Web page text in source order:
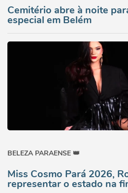
Cemitério abre à noite
especial em Belém
BELEZA PARAENSE 👑
Miss Cosmo Pará 2026,
representar o estado na